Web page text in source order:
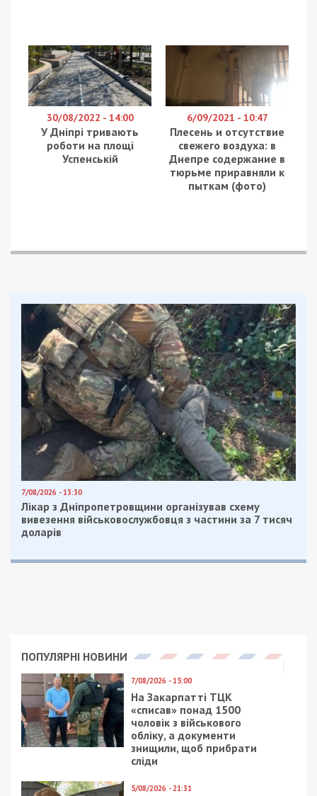
30/08/2022 - 14:00
У Дніпрі тривають
роботи на площі
Успенській
6/09/2021 - 10:47
Плесень и отсутствие
свежего воздуха: в
Днепре содержание в
тюрьме приравняли к
пыткам (фото)
7/08/2026 - 13:30
Лікар з Дніпропетровщини організував схему
вивезення військовослужбовця з частини за 7 тисяч
доларів
ПОПУЛЯРНІ НОВИНИ
7/08/2026 - 15:00
На Закарпатті ТЦК
«списав» понад 1500
чоловік з військового
обліку, а документи
знищили, щоб прибрати
сліди
5/08/2026 - 21:31